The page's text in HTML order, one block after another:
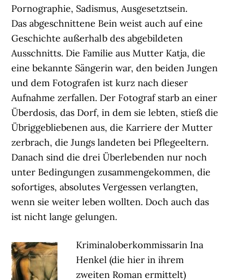
Pornographie, Sadismus, Ausgesetztsein.
Das abgeschnittene Bein weist auch auf eine
Geschichte außerhalb des abgebildeten
Ausschnitts. Die Familie aus Mutter Katja, die
eine bekannte Sängerin war, den beiden Jungen
und dem Fotografen ist kurz nach dieser
Aufnahme zerfallen. Der Fotograf starb an einer
Überdosis, das Dorf, in dem sie lebten, stieß die
Übriggebliebenen aus, die Karriere der Mutter
zerbrach, die Jungs landeten bei Pflegeeltern.
Danach sind die drei Überlebenden nur noch
unter Bedingungen zusammengekommen, die
sofortiges, absolutes Vergessen verlangten,
wenn sie weiter leben wollten. Doch auch das
ist nicht lange gelungen.
Kriminaloberkommissarin Ina
Henkel (die hier in ihrem
zweiten Roman ermittelt)